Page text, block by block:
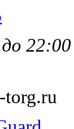
22:00
torg.ru